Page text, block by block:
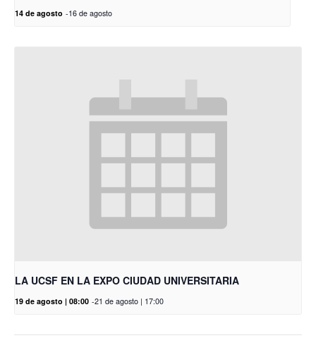
14 de agosto -16 de agosto
LA UCSF EN LA EXPO CIUDAD UNIVERSITARIA
19 de agosto | 08:00 -21 de agosto | 17:00